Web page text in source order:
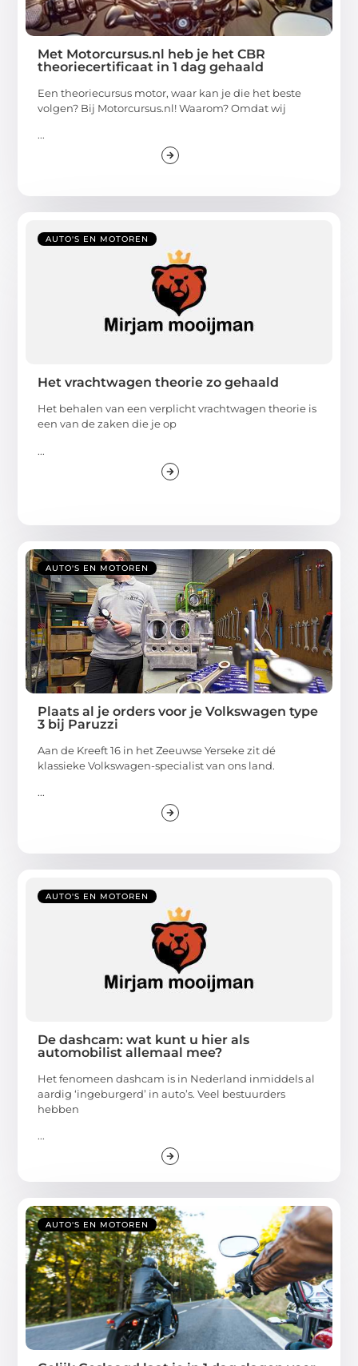
Met Motorcursus.nl heb je het CBR
theoriecertificaat in 1 dag gehaald
Een theoriecursus motor, waar kan je die het beste
volgen? Bij Motorcursus.nl! Waarom? Omdat wij
...
AUTO'S EN MOTOREN
Het vrachtwagen theorie zo gehaald
Het behalen van een verplicht vrachtwagen theorie is
een van de zaken die je op
...
AUTO'S EN MOTOREN
Plaats al je orders voor je Volkswagen type
3 bij Paruzzi
Aan de Kreeft 16 in het Zeeuwse Yerseke zit dé
klassieke Volkswagen-specialist van ons land.
...
AUTO'S EN MOTOREN
De dashcam: wat kunt u hier als
automobilist allemaal mee?
Het fenomeen dashcam is in Nederland inmiddels al
aardig ‘ingeburgerd’ in auto’s. Veel bestuurders
hebben
...
AUTO'S EN MOTOREN